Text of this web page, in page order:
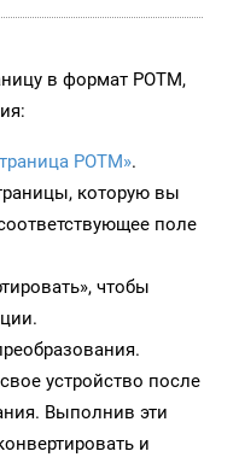
в формат POTM,
POTM».
которую вы
поле
чтобы
устройство после
Выполнив эти
и